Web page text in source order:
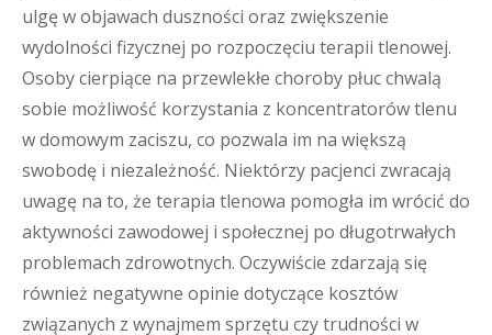
ulgę w objawach duszności oraz zwiększenie
wydolności fizycznej po rozpoczęciu terapii tlenowej.
Osoby cierpiące na przewlekłe choroby płuc chwalą
sobie możliwość korzystania z koncentratorów tlenu
w domowym zaciszu, co pozwala im na większą
swobodę i niezależność. Niektórzy pacjenci zwracają
uwagę na to, że terapia tlenowa pomogła im wrócić do
aktywności zawodowej i społecznej po długotrwałych
problemach zdrowotnych. Oczywiście zdarzają się
również negatywne opinie dotyczące kosztów
związanych z wynajmem sprzętu czy trudności w